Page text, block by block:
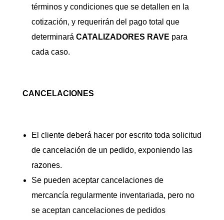
términos y condiciones que se detallen en la
cotización, y requerirán del pago total que
determinará CATALIZADORES RAVE para
cada caso.
CANCELACIONES
El cliente deberá hacer por escrito toda solicitud
de cancelación de un pedido, exponiendo las
razones.
Se pueden aceptar cancelaciones de
mercancía regularmente inventariada, pero no
se aceptan cancelaciones de pedidos